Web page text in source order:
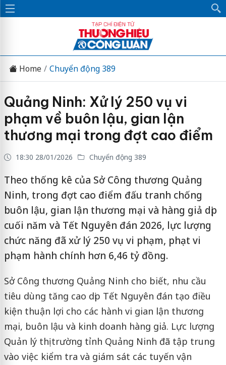
Home Chuyển động 389
Quảng Ninh: Xử lý 250 vụ vi
phạm về buôn lậu, gian lận
thương mại trong đợt cao điểm
18:30 28/01/2026 Chuyển động 389
Theo thống kê của Sở Công thương Quảng
Ninh, trong đợt cao điểm đấu tranh chống
buôn lậu, gian lận thương mại và hàng giả dịp
cuối năm và Tết Nguyên đán 2026, lực lượng
chức năng đã xử lý 250 vụ vi phạm, phạt vi
phạm hành chính hơn 6,46 tỷ đồng.
Sở Công thương Quảng Ninh cho biết, nhu cầu
tiêu dùng tăng cao dịp Tết Nguyên đán tạo điều
kiện thuận lợi cho các hành vi gian lận thương
mại, buôn lậu và kinh doanh hàng giả. Lực lượng
Quản lý thị trường tỉnh Quảng Ninh đã tập trung
vào việc kiểm tra và giám sát các tuyến vận